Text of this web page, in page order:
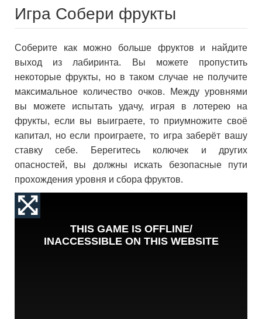
Игра Собери фрукты
Соберите как можно больше фруктов и найдите
выход из лабиринта. Вы можете пропустить
некоторые фрукты, но в таком случае не получите
максимальное количество очков. Между уровнями
вы можете испытать удачу, играя в лотерею на
фрукты, если вы выиграете, то приумножите своё
капитал, но если проиграете, то игра заберёт вашу
ставку себе. Берегитесь колючек и других
опасностей, вы должны искать безопасные пути
прохождения уровня и сбора фруктов.